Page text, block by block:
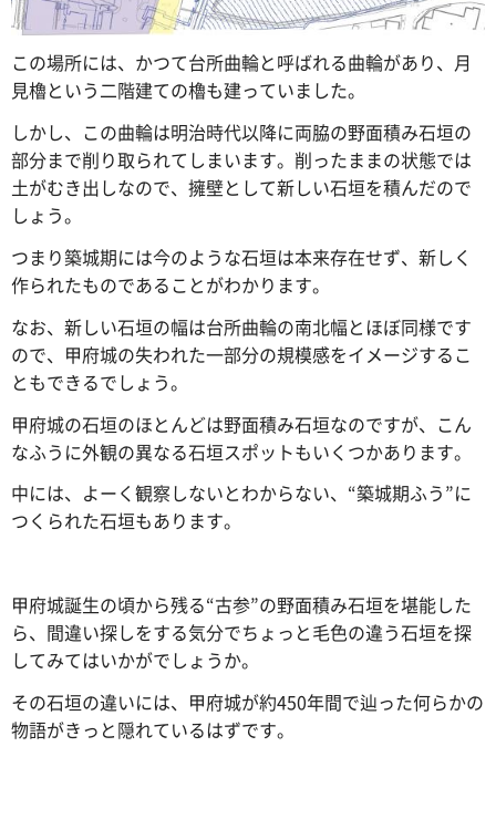
この場所には、かつて台所曲輪と呼ばれる曲輪があり、月
見櫓という二階建ての櫓も建っていました。
しかし、この曲輪は明治時代以降に両脇の野面積み石垣の
部分まで削り取られてしまいます。削ったままの状態では
土がむき出しなので、擁壁として新しい石垣を積んだので
しょう。
つまり築城期には今のような石垣は本来存在せず、新しく
作られたものであることがわかります。
なお、新しい石垣の幅は台所曲輪の南北幅とほぼ同様です
ので、甲府城の失われた一部分の規模感をイメージするこ
ともできるでしょう。
甲府城の石垣のほとんどは野面積み石垣なのですが、こん
なふうに外観の異なる石垣スポットもいくつかあります。
中には、よーく観察しないとわからない、“築城期ふう”に
つくられた石垣もあります。
甲府城誕生の頃から残る“古参”の野面積み石垣を堪能した
ら、間違い探しをする気分でちょっと毛色の違う石垣を探
してみてはいかがでしょうか。
その石垣の違いには、甲府城が約450年間で辿った何らかの
物語がきっと隠れているはずです。